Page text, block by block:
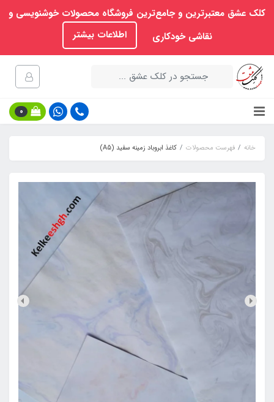
کلک عشق معتبرترین و جامع‌ترین فروشگاه محصولات خوشنویسی و
نقاشی خودکاری
اطلاعات بیشتر
0
خانه فهرست محصولات کاغذ ابروباد زمینه سفید (A5)